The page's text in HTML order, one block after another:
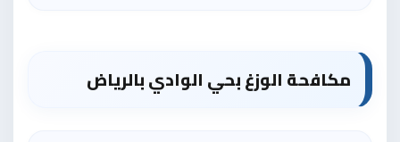
مكافحة الوزغ بحي الوادي بالرياض